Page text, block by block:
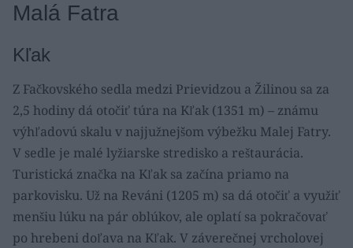
Malá Fatra
Kľak
Z Fačkovského sedla medzi Prievidzou a Žilinou sa za
2,5 hodiny dá otočiť túra na Kľak (1351 m) – známu
výhľadovú skalu v najjužnejšom výbežku Malej Fatry.
V sedle je malé lyžiarske stredisko a reštaurácia.
Turistická značka na Kľak sa začína priamo na
parkovisku. Už na Reváni (1205 m) sa dá otočiť a využiť
menšiu lúku na pár oblúkov, ale oplatí sa pokračovať
po hrebeni doľava na Kľak. V záverečnej vrcholovej